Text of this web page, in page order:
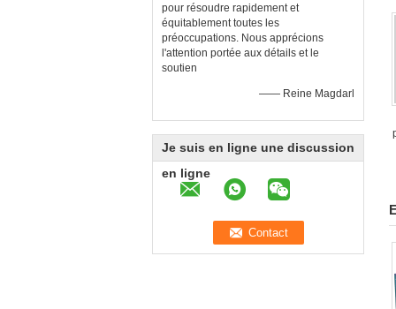
pour résoudre rapidement et
équitablement toutes les
préoccupations. Nous apprécions
l'attention portée aux détails et le
soutien
—— Reine Magdarl
Je suis en ligne une discussion
en ligne